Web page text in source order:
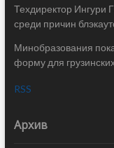
Техдиректор Ингури
среди причин
Минобразования
форму для
RSS
Архив